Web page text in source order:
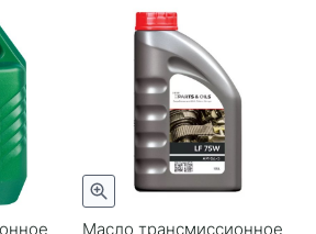
Масло трансмиссионное